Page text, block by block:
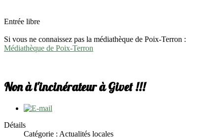
Entrée libre
Si vous ne connaissez pas la médiathèque de Poix-Terron :
Médiathèque de Poix-Terron
Non à l'incinérateur à Givet !!!
Détails
Catégorie : Actualités locales